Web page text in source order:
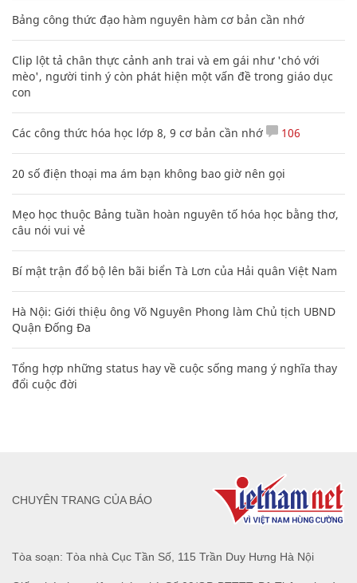
Bảng công thức đạo hàm nguyên hàm cơ bản cần nhớ
Clip lột tả chân thực cảnh anh trai và em gái như 'chó với
mèo', người tinh ý còn phát hiện một vấn đề trong giáo dục
con
Các công thức hóa học lớp 8, 9 cơ bản cần nhớ 106
20 số điện thoại ma ám bạn không bao giờ nên gọi
Mẹo học thuộc Bảng tuần hoàn nguyên tố hóa học bằng thơ,
câu nói vui vẻ
Bí mật trận đổ bộ lên bãi biển Tà Lơn của Hải quân Việt Nam
Hà Nội: Giới thiệu ông Võ Nguyên Phong làm Chủ tịch UBND
Quận Đống Đa
Tổng hợp những status hay về cuộc sống mang ý nghĩa thay
đổi cuộc đời
Tòa soạn: Tòa nhà Cục Tần Số, 115 Trần Duy Hưng Hà Nội
CHUYÊN TRANG CỦA BÁO